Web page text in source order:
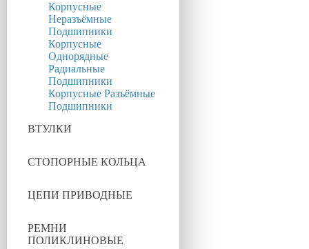
Корпусные
Неразъёмные
Подшипники
Корпусные
Однорядные
Радиальные
Подшипники
Корпусные Разъёмные
Подшипники
ВТУЛКИ
СТОПОРНЫЕ КОЛЬЦА
ЦЕПИ ПРИВОДНЫЕ
РЕМНИ
ПОЛИКЛИНОВЫЕ